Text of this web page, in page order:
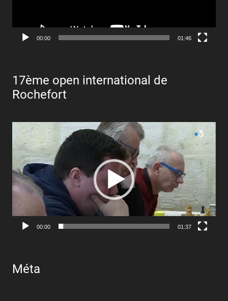
00:00 01:46
17ème open international de
Rochefort
Lecteur
00:00 01:37
Méta